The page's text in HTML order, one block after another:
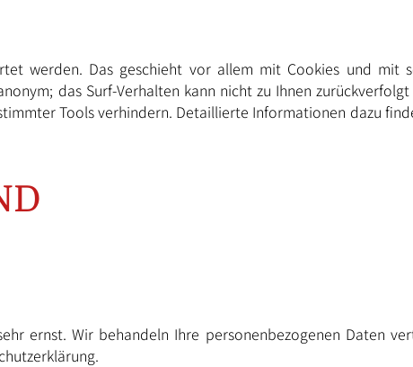
werden. Das geschieht vor allem mit Cookies und mit
das Surf-Verhalten kann nicht zu Ihnen
Tools verhindern. Detaillierte Informationen dazu
ernst. Wir behandeln Ihre personenbezogenen Daten